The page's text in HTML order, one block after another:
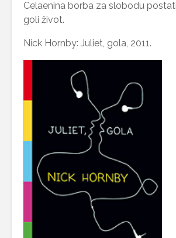
Celaenina borba za slobodu
goli život.
Nick Hornby: Juliet, gola, 2011.